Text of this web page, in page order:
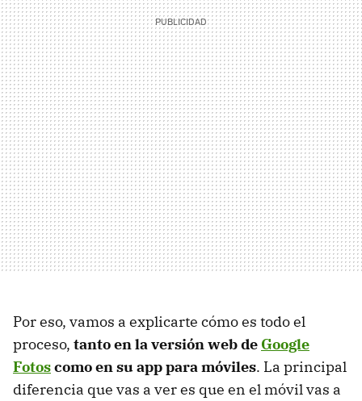
Por eso, vamos a explicarte cómo es todo el
proceso, tanto en la versión web de Google
Fotoscomo en su app para móviles. La principal
diferencia que vas a ver es que en el móvil vas a